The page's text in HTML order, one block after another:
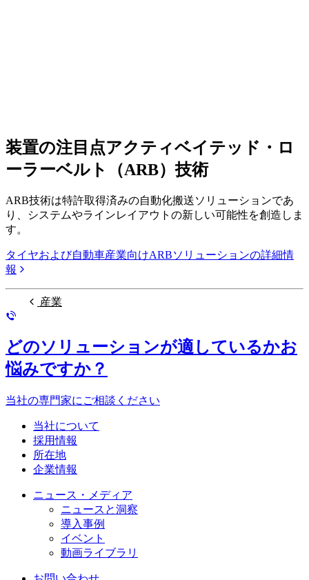
装置の注目点アクティベイテッド・ロ
ーラーベルト（ARB）技術
ARB技術は特許取得済みの自動化搬送ソリューションであ
り、システムやラインレイアウトの新しい可能性を創造しま
す。
タイヤおよび自動車産業向けARBソリューションの詳細情
報
産業
どのソリューションが適しているかお
悩みですか？
当社の専門家にご相談ください
当社について
採用情報
所在地
企業情報
ニュース・メディア
ニュースと洞察
導入事例
イベント
動画ライブラリ